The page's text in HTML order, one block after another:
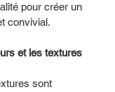
pour créer un
convivial.
et les textures
sont